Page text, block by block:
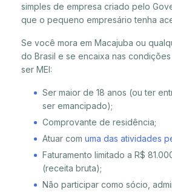
simples de empresa criado pelo
que o pequeno empresário tenha
Se você mora em Macajuba ou
do Brasil e se encaixa nas
ser MEI:
Ser maior de 18 anos (ou ter
ser emancipado);
Comprovante de residência;
Atuar com uma das atividades
Faturamento limitado a R$
(receita bruta);
Não participar como sócio,